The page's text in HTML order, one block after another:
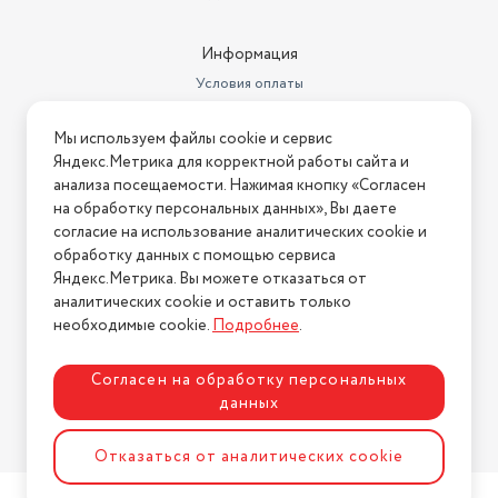
Информация
Условия оплаты
Условия возврата
Нашли ошибку на сайте? Напишите нам
2026 © Интернет-магазин "АстМаркет". У нас есть всё!
Политика конфиденциальности
Разработка сайтаASTDESIGN
Мы используем файлы cookie и сервис
Яндекс.Метрика для корректной работы сайта и
анализа посещаемости. Нажимая кнопку «Согласен
на обработку персональных данных», Вы даете
согласие на использование аналитических cookie и
обработку данных с помощью сервиса
Яндекс.Метрика. Вы можете отказаться от
аналитических cookie и оставить только
необходимые cookie.Подробнее.
Согласен на обработку персональных
данных
Отказаться от аналитических cookie